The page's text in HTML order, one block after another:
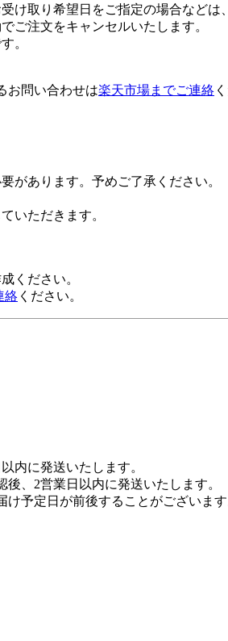
け取り希望日をご指定の場合などは
ご注文をキャンセルいたします。
。
お問い合わせは楽天市場までご連絡
があります。予めご了承ください。
いただきます。
ください。
絡 ください。
内に発送いたします。
、2営業日以内に発送いたします。
予定日が前後することがございます